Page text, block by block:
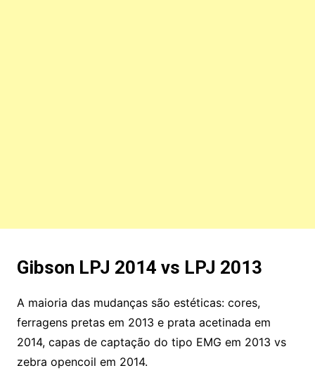
Gibson LPJ 2014 vs LPJ 2013
A maioria das mudanças são estéticas: cores,
ferragens pretas em 2013 e prata acetinada em
2014, capas de captação do tipo EMG em 2013 vs
zebra opencoil em 2014.